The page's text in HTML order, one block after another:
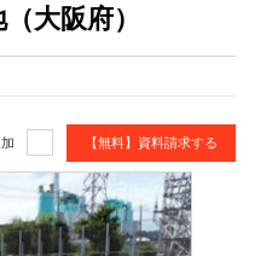
大阪府）
【無料】資料請求する